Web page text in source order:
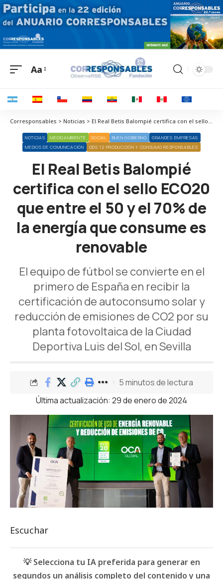
Aa
Corresponsables > Noticias > El Real Betis Balompié certifica con el sello ECO20 que entre el 50 y el 70% de la energía que consume es renovable
NOTICIAS MEDIOAMBIENTE SOCIAL BUEN GOBIERNO
GRANDES EMPRESAS
MEDIOS DE COMUNICACIÓN
ODS 12 PRODUCCIÓN Y CONSUMO RESPONSABLES
El Real Betis Balompié
certifica con el sello ECO20
que entre el 50 y el 70% de
la energía que consume es
renovable
El equipo de fútbol se convierte en el
primero de España en recibir la
certificación de autoconsumo solar y
reducción de emisiones de CO2 por su
planta fotovoltaica de la Ciudad
Deportiva Luis del Sol, en Sevilla
Última actualización: 29 de enero de 2024
5 minutos de lectura
Escuchar
💡 Selecciona tu IA preferida para generar en
segundos un análisis completo del contenido y una